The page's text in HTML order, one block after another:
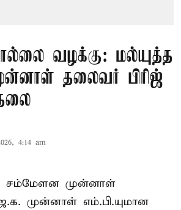
வழக்கு: மல்யுத்த
தலைவர் பிரிஜ்
4:14 am
சம்மேளன முன்னாள்
முன்னாள் எம்.பி.யுமான